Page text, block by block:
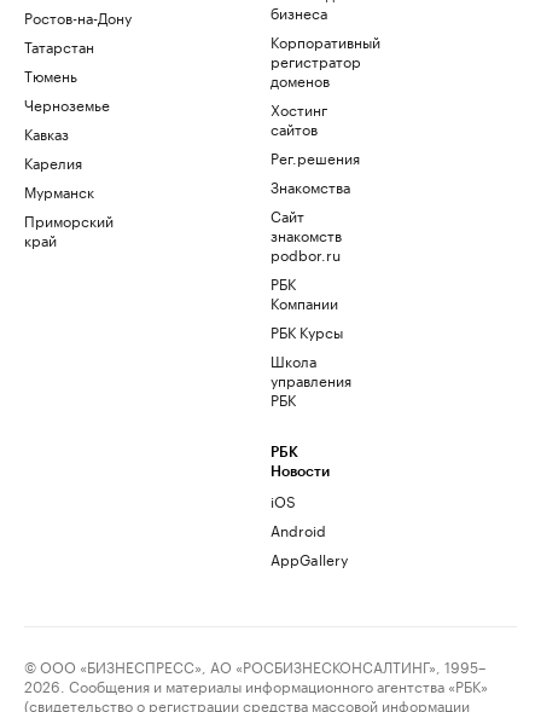
Ростов-на-Дону
Татарстан
Тюмень
Черноземье
Кавказ
Карелия
Мурманск
Приморский
край
бизнеса
Корпоративный
регистратор
доменов
Хостинг
сайтов
Рег.решения
Знакомства
Сайт
знакомств
podbor.ru
РБК
Компании
РБК Курсы
Школа
управления
РБК
РБК
Новости
iOS
Android
AppGallery
© ООО «БИЗНЕСПРЕСС», АО «РОСБИЗНЕСКОНСАЛТИНГ», 1995–
2026. Сообщения и материалы информационного агентства «РБК»
(свидетельство о регистрации средства массовой информации